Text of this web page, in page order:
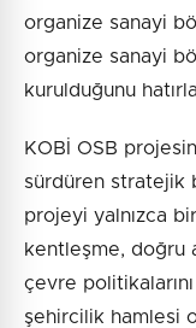
organize sanayi
organize sanayi
kurulduğunu
KOBİ OSB
sürdüren stratejik
projeyi yalnızca
kentleşme, doğru
çevre
şehircilik hamlesi